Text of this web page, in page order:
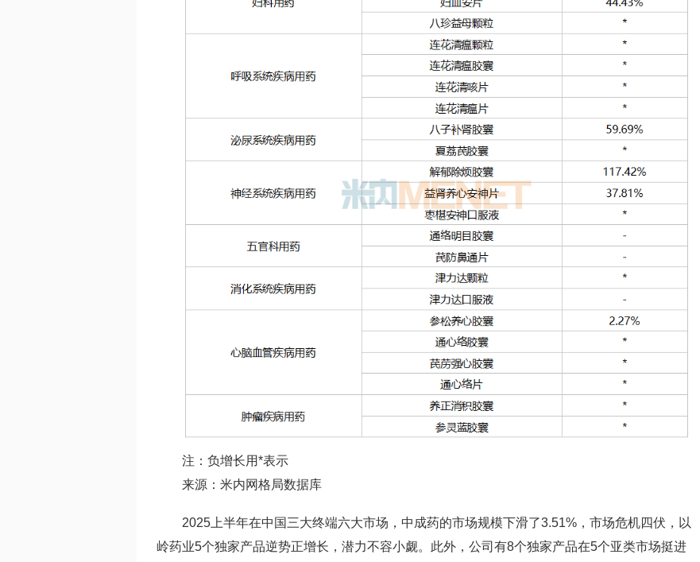
注：负增长用*表示
来源：米内网格局数据库
2025上半年在中国三大终端六大市场，中成药的市场规模下滑了3.51%，市场危机四伏，以
岭药业5个独家产品逆势正增长，潜力不容小觑。此外，公司有8个独家产品在5个亚类市场挺进